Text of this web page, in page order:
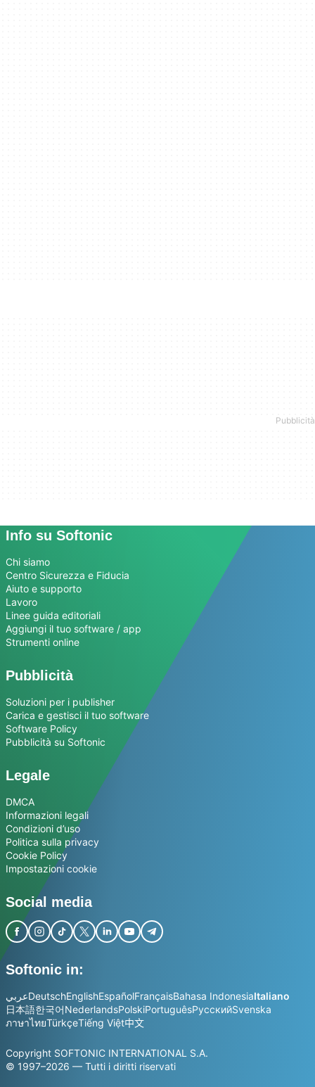
Info su Softonic
Chi siamo
Centro Sicurezza e Fiducia
Aiuto e supporto
Lavoro
Linee guida editoriali
Aggiungi il tuo software / app
Strumenti online
Pubblicità
Soluzioni per i publisher
Carica e gestisci il tuo software
Software Policy
Pubblicità su Softonic
Legale
DMCA
Informazioni legali
Condizioni d’uso
Politica sulla privacy
Cookie Policy
Impostazioni cookie
Social media
Softonic in:
عربيDeutschEnglishEspañolFrançaisBahasa IndonesiaItaliano
日本語한국어NederlandsPolskiPortuguêsРусскийSvenska
ภาษาไทยTürkçeTiếng Việt中文
Copyright SOFTONIC INTERNATIONAL S.A.
© 1997–2026 — Tutti i diritti riservati